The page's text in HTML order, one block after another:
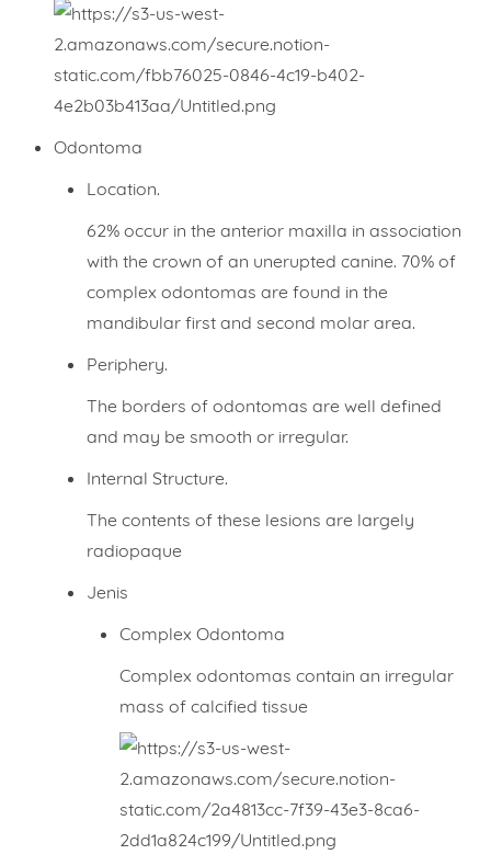
Odontoma
Location.
62% occur in the anterior maxilla in association
with the crown of an unerupted canine. 70% of
complex odontomas are found in the
mandibular first and second molar area.
Periphery.
The borders of odontomas are well defined
and may be smooth or irregular.
Internal Structure.
The contents of these lesions are largely
radiopaque
Jenis
Complex Odontoma
Complex odontomas contain an irregular
mass of calcified tissue